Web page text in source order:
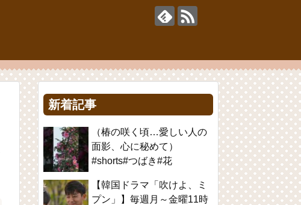
新着記事
（椿の咲く頃…愛しい人の
面影、心に秘めて）
#shorts#つばき#花
【韓国ドラマ「吹けよ、ミ
プン」】毎週月～金曜11時